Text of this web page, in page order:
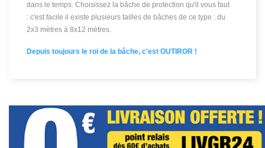
dans le temps. Choisissez la bâche de protection qu'il vous faut
: c'est facile il existe plusieurs tailles de bâches de ce type : du
2x3 mètres à 8x12 mètres.
Depuis toujours le roi de la bâche, c'est OUTIROR !